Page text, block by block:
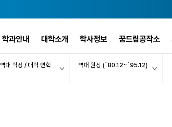
학과안내 대학소개 학사정보 꿈드림공작소
역대 학장 / 대학 연혁 역대 원장 (`80.12~`95.12)